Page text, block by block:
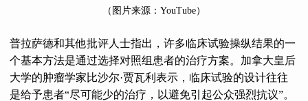
（图片来源：YouTube）
普拉萨德和其他批评人士指出，许多临床试验操纵结果的一
个基本方法是通过选择对照组患者的治疗方案。加拿大皇后
大学的肿瘤学家比沙尔·贾瓦利表示，临床试验的设计往往
是给予患者“尽可能少的治疗，以避免引起公众强烈抗议”。